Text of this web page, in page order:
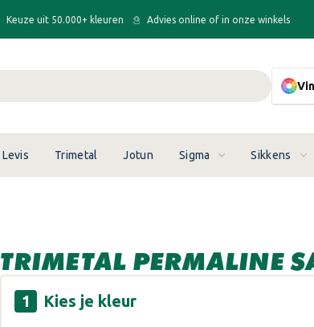
Keuze uit 50.000+ kleuren Advies online of in onze winkels
Levis Trimetal Jotun Sigma Sikkens
TRIMETAL PERMALINE
Kies je kleur